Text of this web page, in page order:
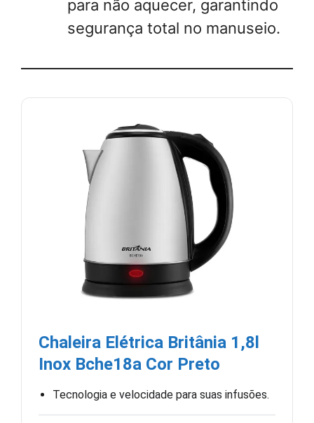
para não aquecer, garantindo
segurança total no manuseio.
Chaleira Elétrica Britânia 1,8l
Inox Bche18a Cor Preto
Tecnologia e velocidade para suas infusões.